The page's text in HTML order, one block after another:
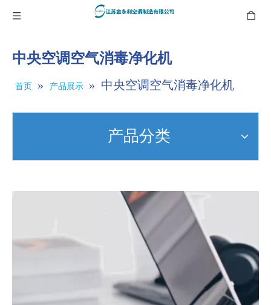
中央空调空气消毒净化机
首页 » 产品展示 » 中央空调空气消毒净化机
产品分类